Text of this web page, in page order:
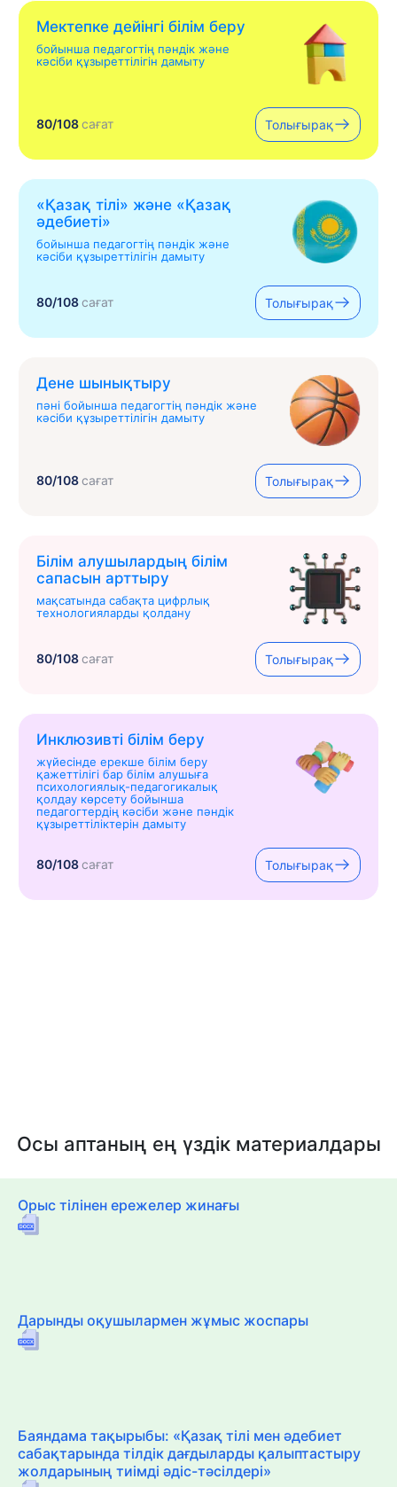
Мектепке дейінгі білім беру
бойынша педагогтің пәндік және
кәсіби құзыреттілігін дамыту
80/108сағат Толығырақ
«Қазақ тілі» жəне «Қазақ
əдебиеті»
бойынша педагогтің пәндік және
кәсіби құзыреттілігін дамыту
80/108сағат Толығырақ
Дене шынықтыру
пәні бойынша педагогтің пәндік және
кәсіби құзыреттілігін дамыту
80/108сағат Толығырақ
Білім алушылардың білім
сапасын арттыру
мақсатында сабақта цифрлық
технологияларды қолдану
80/108сағат Толығырақ
Инклюзивті білім беру
жүйесінде ерекше білім беру
қажеттілігі бар білім алушыға
психологиялық-педагогикалық
қолдау көрсету бойынша
педагогтердің кәсіби және пәндік
құзыреттіліктерін дамыту
80/108сағат Толығырақ
Осы аптаның ең үздік материалдары
Орыс тілінен ережелер жинағы
Дарынды оқушылармен жұмыс жоспары
Баяндама тақырыбы: «Қазақ тілі мен әдебиет
сабақтарында тілдік дағдыларды қалыптастыру
жолдарының тиімді әдіс-тәсілдері»